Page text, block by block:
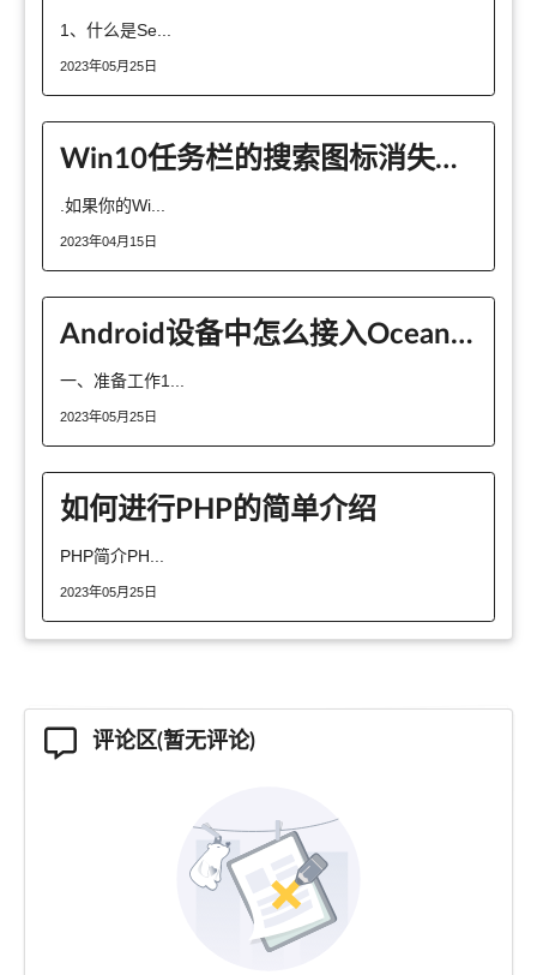
1、什么是Se...
2023年05月25日
Win10任务栏的搜索图标消失了怎么办
.如果你的Wi...
2023年04月15日
Android设备中怎么接入OceanConnect物联网平台
一、准备工作1...
2023年05月25日
如何进行PHP的简单介绍
PHP简介PH...
2023年05月25日
评论区(暂无评论)